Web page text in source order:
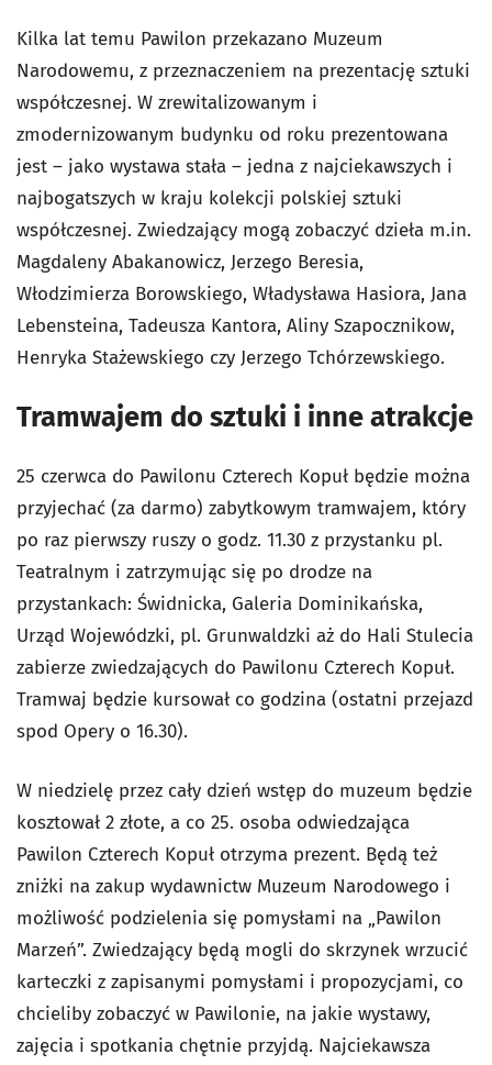
Kilka lat temu Pawilon przekazano Muzeum
Narodowemu, z przeznaczeniem na prezentację sztuki
współczesnej. W zrewitalizowanym i
zmodernizowanym budynku od roku prezentowana
jest – jako wystawa stała – jedna z najciekawszych i
najbogatszych w kraju kolekcji polskiej sztuki
współczesnej. Zwiedzający mogą zobaczyć dzieła m.in.
Magdaleny Abakanowicz, Jerzego Beresia,
Włodzimierza Borowskiego, Władysława Hasiora, Jana
Lebensteina, Tadeusza Kantora, Aliny Szapocznikow,
Henryka Stażewskiego czy Jerzego Tchórzewskiego.
Tramwajem do sztuki i inne atrakcje
25 czerwca do Pawilonu Czterech Kopuł będzie można
przyjechać (za darmo) zabytkowym tramwajem, który
po raz pierwszy ruszy o godz. 11.30 z przystanku pl.
Teatralnym i zatrzymując się po drodze na
przystankach: Świdnicka, Galeria Dominikańska,
Urząd Wojewódzki, pl. Grunwaldzki aż do Hali Stulecia
zabierze zwiedzających do Pawilonu Czterech Kopuł.
Tramwaj będzie kursował co godzina (ostatni przejazd
spod Opery o 16.30).
W niedzielę przez cały dzień wstęp do muzeum będzie
kosztował 2 złote, a co 25. osoba odwiedzająca
Pawilon Czterech Kopuł otrzyma prezent. Będą też
zniżki na zakup wydawnictw Muzeum Narodowego i
możliwość podzielenia się pomysłami na „Pawilon
Marzeń”. Zwiedzający będą mogli do skrzynek wrzucić
karteczki z zapisanymi pomysłami i propozycjami, co
chcieliby zobaczyć w Pawilonie, na jakie wystawy,
zajęcia i spotkania chętnie przyjdą. Najciekawsza